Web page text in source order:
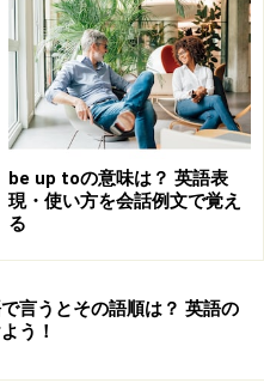
be up toの意味は？ 英語表
現・使い方を会話例文で覚え
る
言うとその語順は？ 英語の
う！